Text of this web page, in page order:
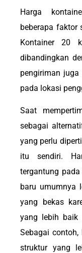
Harga
beberapa faktor
Kontainer 20
dibandingkan
pengiriman
pada lokasi
Saat
sebagai
yang perlu
itu sendiri.
tergantung
baru umumnya
yang bekas
yang lebih baik
Sebagai
struktur yang